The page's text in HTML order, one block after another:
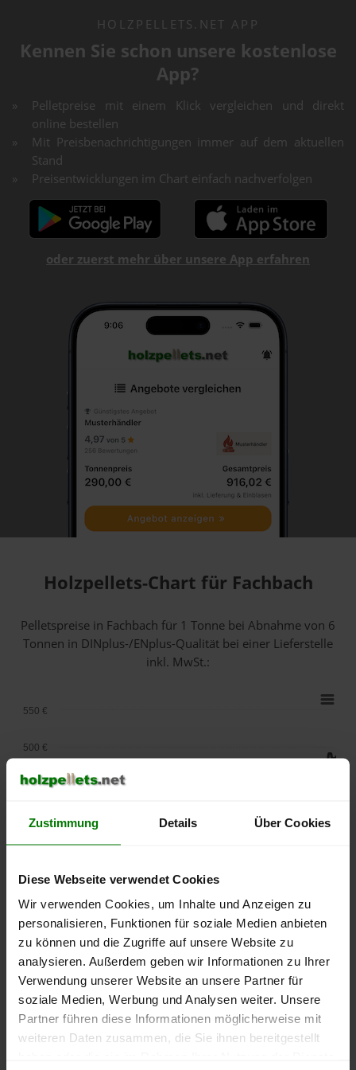
Zustimmung Details Über Cookies
Diese Webseite verwendet Cookies
Wir verwenden Cookies, um Inhalte und Anzeigen zu
personalisieren, Funktionen für soziale Medien anbieten
zu können und die Zugriffe auf unsere Website zu
analysieren. Außerdem geben wir Informationen zu Ihrer
Verwendung unserer Website an unsere Partner für
soziale Medien, Werbung und Analysen weiter. Unsere
Partner führen diese Informationen möglicherweise mit
weiteren Daten zusammen, die Sie ihnen bereitgestellt
HOLZPELLETS.NET APP
Kennen Sie schon unsere kostenlose
App?
Pelletpreise mit einem Klick vergleichen und direkt
online bestellen
Mit Preisbenachrichtigungen immer auf dem aktuellen
Stand
Preisentwicklungen im Chart einfach nachverfolgen
oder zuerst mehr über unsere App erfahren
Holzpellets-Chart für Fachbach
Pelletspreise in Fachbach für 1 Tonne bei Abnahmevon 6
Tonnen in DINplus-/ENplus-Qualität bei einer Lieferstelle
inkl. MwSt.:
lose Ware Sackware
September
Januar
Mai
250 €
400 €
450 €
500 €
550 €
Die aktuelle Preisentwicklung für Holzpellets in Deutschland
können Sie jederzeit auf unsererPelletspreise-Seite
nachvollziehen.